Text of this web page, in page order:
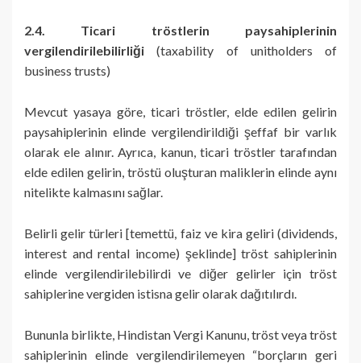
2.4. Ticari tröstlerin paysahiplerinin
vergilendirilebilirliği (taxability of unitholders of
business trusts)
Mevcut yasaya göre, ticari tröstler, elde edilen gelirin
paysahiplerinin elinde vergilendirildiği şeffaf bir varlık
olarak ele alınır. Ayrıca, kanun, ticari tröstler tarafından
elde edilen gelirin, tröstü oluşturan maliklerin elinde aynı
nitelikte kalmasını sağlar.
Belirli gelir türleri [temettü, faiz ve kira geliri (dividends,
interest and rental income) şeklinde] tröst sahiplerinin
elinde vergilendirilebilirdi ve diğer gelirler için tröst
sahiplerine vergiden istisna gelir olarak dağıtılırdı.
Bununla birlikte, Hindistan Vergi Kanunu, tröst veya tröst
sahiplerinin elinde vergilendirilemeyen “borçların geri